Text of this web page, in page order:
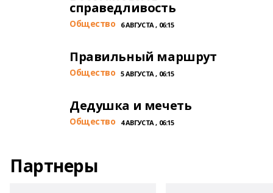
справедливость
Общество 6 АВГУСТА , 06:15
Правильный маршрут
Общество 5 АВГУСТА , 06:15
Дедушка и мечеть
Общество 4 АВГУСТА , 06:15
Партнеры